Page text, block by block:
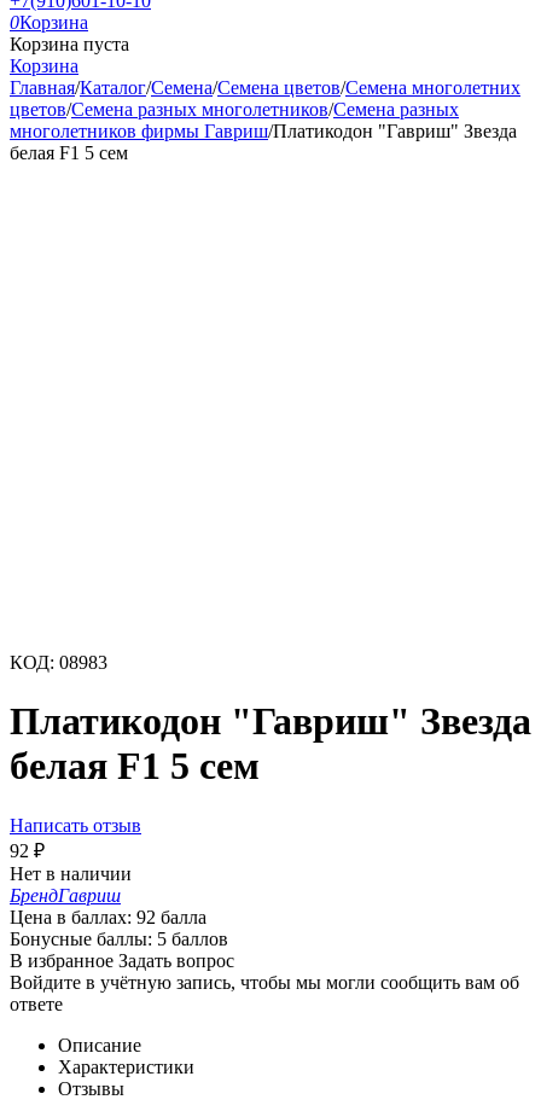
0Корзина
Корзина пуста
Корзина
Главная/Каталог/Семена/Семена цветов/Семена многолетних
цветов/Семена разных многолетников/Семена разных
многолетников фирмы Гавриш/Платикодон "Гавриш" Звезда
белая F1 5 сем
КОД: 08983
Платикодон "Гавриш" Звезда
белая F1 5 сем
Написать отзыв
92 ₽
Нет в наличии
БрендГавриш
Цена в баллах: 92 балла
Бонусные баллы: 5 баллов
В избранное Задать вопрос
Войдите в учётную запись, чтобы мы могли сообщить вам об
ответе
Описание
Характеристики
Отзывы